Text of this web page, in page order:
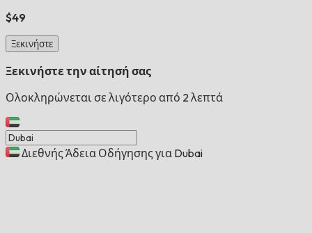
$49
Ξεκινήστε
Ξεκινήστε την αίτησή σας
Ολοκληρώνεται σε λιγότερο από 2 λεπτά
Διεθνής Άδεια Οδήγησης για Dubai